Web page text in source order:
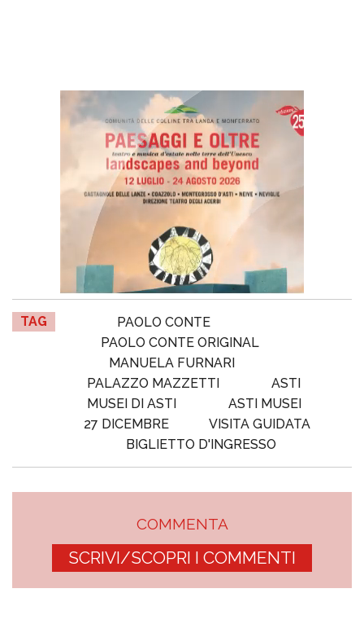
TAG
PAOLO CONTE
PAOLO CONTE ORIGINAL
MANUELA FURNARI
PALAZZO MAZZETTI
ASTI
MUSEI DI ASTI
ASTI MUSEI
27 DICEMBRE
VISITA GUIDATA
BIGLIETTO D'INGRESSO
COMMENTA
SCRIVI/SCOPRI I COMMENTI